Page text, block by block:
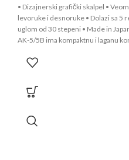
• Dizajnerski grafički skalpel •
levoruke i desnoruke • Dolazi sa 5
uglom od 30 stepeni • Made in
AK-5/5B ima kompaktnu i laganu
ugljeničnog alatnog čelika za
oblikovanu dršku koja pruža
dizajnirana je za upotrebu i
je zgodna za glastke lepljive
gline. Pakovanje rezervnih nožića